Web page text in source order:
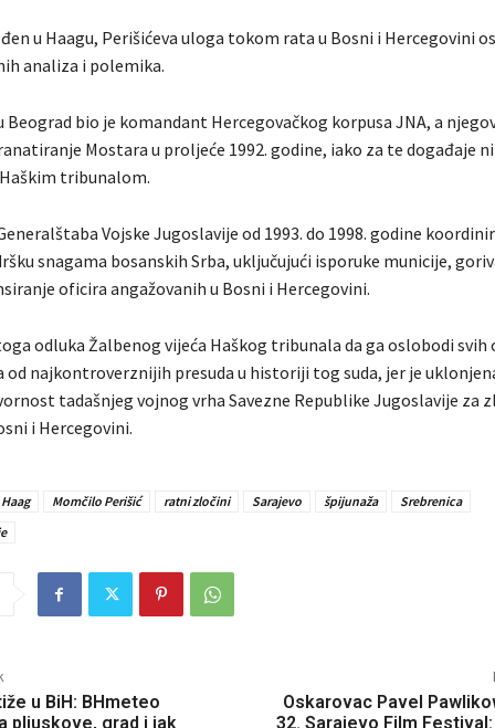
u Haagu, Perišićeva uloga tokom rata u Bosni i Hercegovini
analiza i polemika.
Beograd bio je komandant Hercegovačkog korpusa JNA, a
Mostara u proljeće 1992. godine, iako za te događaje
tribunalom.
Vojske Jugoslavije od 1993. do 1998. godine
snagama bosanskih Srba, uključujući isporuke municije,
oficira angažovanih u Bosni i Hercegovini.
odluka Žalbenog vijeća Haškog tribunala da ga oslobodi svih
od najkontroverznijih presuda u historiji tog suda, jer je
tadašnjeg vojnog vrha Savezne Republike Jugoslavije za
i Hercegovini.
Haag Momčilo Perišić ratni zločini Sarajevo špijunaža
Srebrenica
u BiH: BHmeteo
pljuskove, grad i jak
Oskarovac Pavel
32. Sarajevo Film